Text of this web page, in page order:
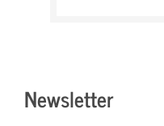
Newsletter